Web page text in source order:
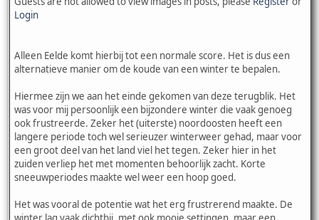
Login
Alleen Eelde komt hierbij tot een normale score. Het is dus een
alternatieve manier om de koude van een winter te bepalen.
Hiermee zijn we aan het einde gekomen van deze terugblik. Het
was voor mij persoonlijk een bijzondere winter die vaak genoeg
ook frustreerde. Zeker het (uiterste) noordoosten heeft een
langere periode toch wel serieuzer winterweer gehad, maar voor
een groot deel van het land viel het tegen. Zeker hier in het
zuiden verliep het met momenten behoorlijk zacht. Korte
sneeuwperiodes maakte wel weer een hoop goed.
Het was vooral de potentie wat het erg frustrerend maakte. De